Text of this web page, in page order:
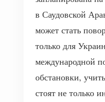
в Саудовской
может стать
только для
международной
обстановки,
стоят не только